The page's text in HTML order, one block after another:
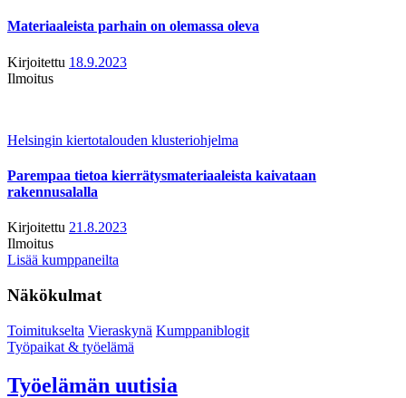
Materiaaleista parhain on olemassa oleva
Kirjoitettu 18.9.2023
Ilmoitus
Helsingin kiertotalouden klusteriohjelma
Parempaa tietoa kierrätysmateriaaleista kaivataan
rakennusalalla
Kirjoitettu 21.8.2023
Ilmoitus
Lisää kumppaneilta
Näkökulmat
Toimitukselta Vieraskynä Kumppaniblogit
Työpaikat & työelämä
Työelämän uutisia